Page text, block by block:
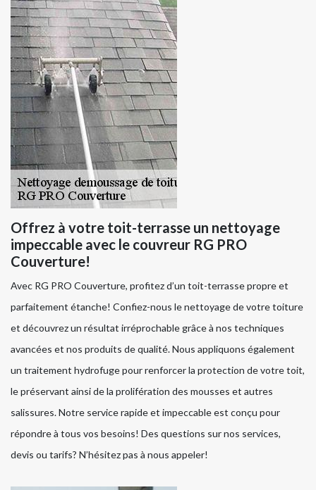
Offrez à votre toit-terrasse un nettoyage
impeccable avec le couvreur RG PRO
Couverture!
Avec RG PRO Couverture, profitez d’un toit-terrasse propre et
parfaitement étanche! Confiez-nous le nettoyage de votre toiture
et découvrez un résultat irréprochable grâce à nos techniques
avancées et nos produits de qualité. Nous appliquons également
un traitement hydrofuge pour renforcer la protection de votre toit,
le préservant ainsi de la prolifération des mousses et autres
salissures. Notre service rapide et impeccable est conçu pour
répondre à tous vos besoins! Des questions sur nos services,
devis ou tarifs? N’hésitez pas à nous appeler!